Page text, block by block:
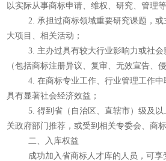
以实际从事商标申请、维权、研究、管理
2. 承担过商标领域重要研究课题，
大项目、相关活动；
3. 主办过具有较大行业影响力或社
（包括商标注册异议、复审、无效宣告、
4. 在商标专业工作、行业管理工作
具有显著社会经济效益；
5. 得到省（自治区、直辖市）级及
关政府部门推荐，或受到相关专委会、商标
二、入库权益
成功加入省商标人才库的人员，可享